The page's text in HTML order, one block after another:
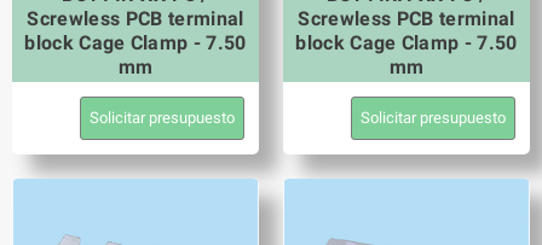
Screwless PCB terminal
block Cage Clamp - 7.50
mm
Solicitar presupuesto
Screwless PCB terminal
block Cage Clamp - 7.50
mm
Solicitar presupuesto